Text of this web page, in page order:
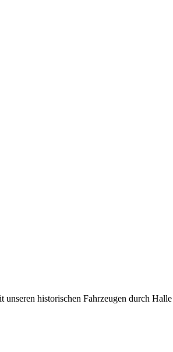
historischen Fahrzeugen durch